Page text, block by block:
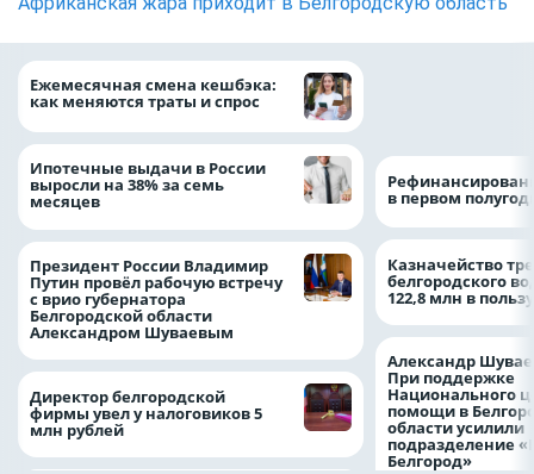
Ежемесячная смена кешбэка:
как меняются траты и спрос
Ипотечные выдачи в России
выросли на 38% за семь
месяцев
Президент России Владимир
Путин провёл рабочую встречу
с врио губернатора
Белгородской области
Александром Шуваевым
Директор белгородской
фирмы увел у налоговиков 5
млн рублей
в первом
Казначейство
белгородского
122,8 млн в
Александр
При поддержке
Национального
помощи в
области усилили
подразделение
Белгород»